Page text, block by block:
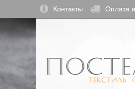
Контакты Оплата